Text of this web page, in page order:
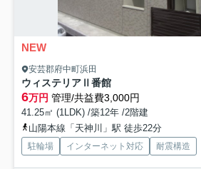
NEW
安芸郡府中町浜田
ウィステリアⅡ番館
6万円 管理/共益費3,000円
41.25㎡ (1LDK) /築12年 /2階建
山陽本線「天神川」駅 徒歩22分
駐輪場 インターネット対応 耐震構造